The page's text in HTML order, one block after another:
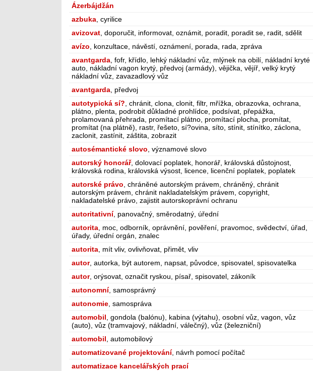
Ázerbájdžán
azbuka , cyrilice
avizovat , doporučit, informovat, oznámit, poradit, poradit se, radit, sdělit
avízo , konzultace, návěstí, oznámení, porada, rada, zpráva
avantgarda , fofr, křídlo, lehký nákladní vůz, mlýnek na obilí, nákladní kryté
auto, nákladní vagon krytý, předvoj (armády), vějička, vějíř, velký krytý
nákladní vůz, zavazadlový vůz
avantgarda , předvoj
autotypická sí? , chránit, clona, clonit, filtr, mřížka, obrazovka, ochrana,
plátno, plenta, podrobit důkladné prohlídce, podsívat, přepážka,
prolamovaná přehrada, promítací plátno, promítací plocha, promítat,
promítat (na plátně), rastr, řešeto, sí?ovina, síto, stínit, stínítko, záclona,
zaclonit, zastínit, záštita, zobrazit
autosémantické slovo , významové slovo
autorský honorář, dolovací poplatek, honorář, královská důstojnost,
královská rodina, královská výsost, licence, licenční poplatek, poplatek
autorské právo , chráněné autorským právem, chráněný, chránit
autorským právem, chránit nakladatelským právem, copyright,
nakladatelské právo, zajistit autorskoprávní ochranu
autoritativní, panovačný, směrodatný, úřední
autorita , moc, odborník, oprávnění, pověření, pravomoc, svědectví, úřad,
úřady, úřední orgán, znalec
autorita , mít vliv, ovlivňovat, přimět, vliv
autor, autorka, být autorem, napsat, původce, spisovatel, spisovatelka
autor, orýsovat, označit ryskou, písař, spisovatel, zákoník
autonomní, samosprávný
autonomie , samospráva
automobil , gondola (balónu), kabina (výtahu), osobní vůz, vagon, vůz
(auto), vůz (tramvajový, nákladní, válečný), vůz (železniční)
automobil , automobilový
automatizované projektování, návrh pomocí počítač
automatizace kancelářských prací